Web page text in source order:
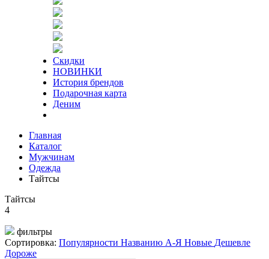
Скидки
НОВИНКИ
История брендов
Подарочная карта
Деним
Главная
Каталог
Мужчинам
Одежда
Тайтсы
Тайтсы
4
фильтры
Сортировка: Популярности Названию А-Я Новые Дешевле
Дороже